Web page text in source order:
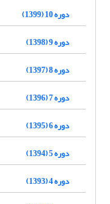
دوره 10 (1399)
دوره 9 (1398)
دوره 8 (1397)
دوره 7 (1396)
دوره 6 (1395)
دوره 5 (1394)
دوره 4 (1393)